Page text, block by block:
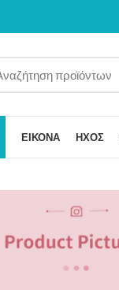
ΕΙΚΟΝΑ ΗΧΟΣ